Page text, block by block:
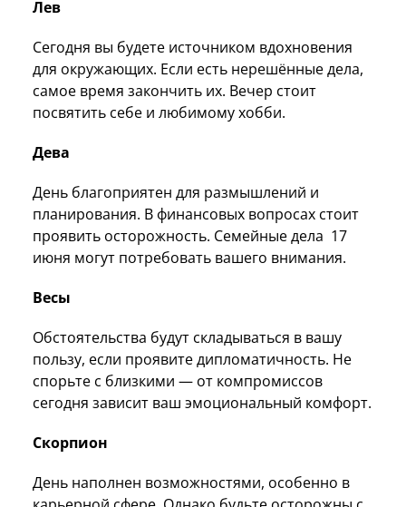
Лев
Сегодня вы будете источником вдохновения
для окружающих. Если есть нерешённые дела,
самое время закончить их. Вечер стоит
посвятить себе и любимому хобби.
Дева
День благоприятен для размышлений и
планирования. В финансовых вопросах стоит
проявить осторожность. Семейные дела 17
июня могут потребовать вашего внимания.
Весы
Обстоятельства будут складываться в вашу
пользу, если проявите дипломатичность. Не
спорьте с близкими — от компромиссов
сегодня зависит ваш эмоциональный комфорт.
Скорпион
День наполнен возможностями, особенно в